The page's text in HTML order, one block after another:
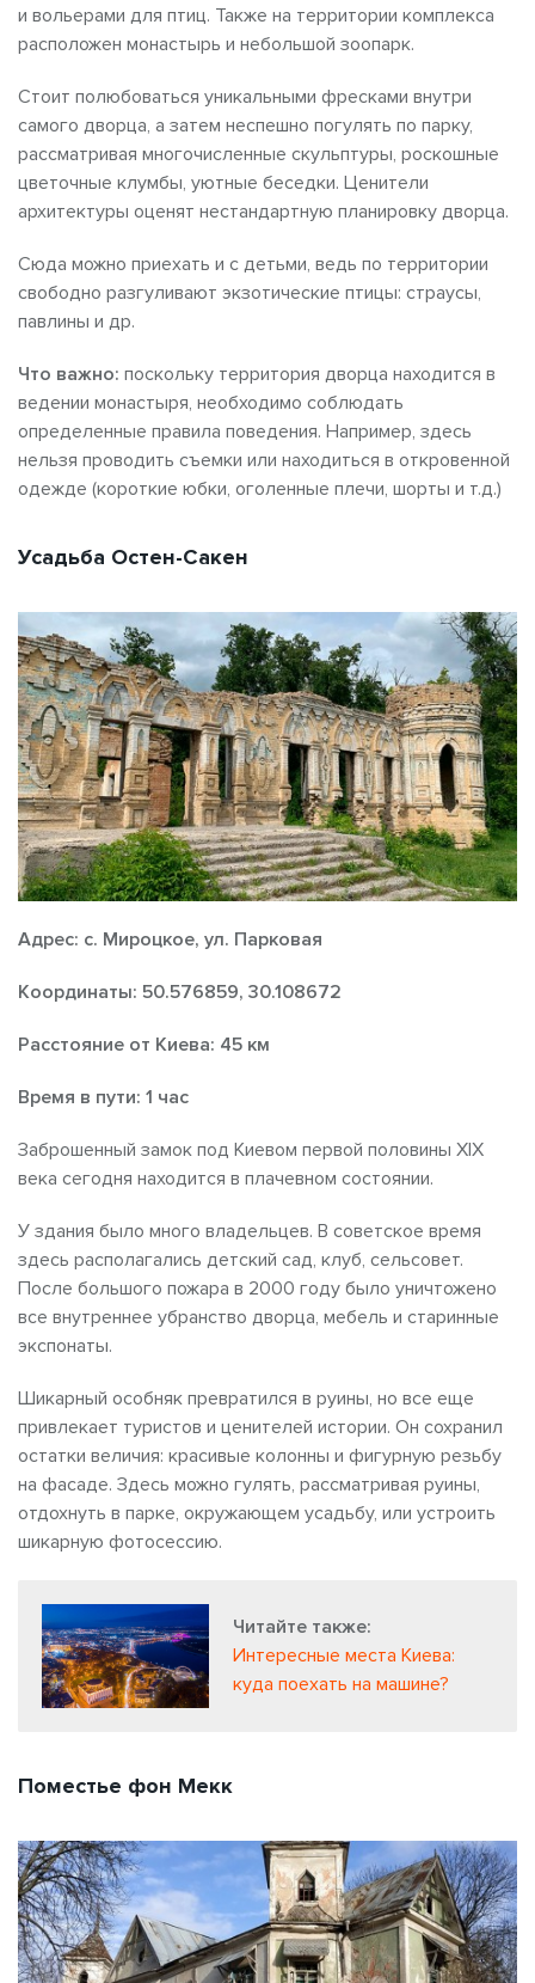
и вольерами для птиц. Также на территории комплекса
расположен монастырь и небольшой зоопарк.
Стоит полюбоваться уникальными фресками внутри
самого дворца, а затем неспешно погулять по парку,
рассматривая многочисленные скульптуры, роскошные
цветочные клумбы, уютные беседки. Ценители
архитектуры оценят нестандартную планировку дворца.
Сюда можно приехать и с детьми, ведь по территории
свободно разгуливают экзотические птицы: страусы,
павлины и др.
Что важно: поскольку территория дворца находится в
ведении монастыря, необходимо соблюдать
определенные правила поведения. Например, здесь
нельзя проводить съемки или находиться в откровенной
одежде (короткие юбки, оголенные плечи, шорты и т.д.)
Усадьба Остен-Сакен
Адрес: с. Мироцкое, ул. Парковая
Координаты: 50.576859, 30.108672
Расстояние от Киева: 45 км
Время в пути: 1 час
Заброшенный замок под Киевом первой половины ХІХ
века сегодня находится в плачевном состоянии.
У здания было много владельцев. В советское время
здесь располагались детский сад, клуб, сельсовет.
После большого пожара в 2000 году было уничтожено
все внутреннее убранство дворца, мебель и старинные
экспонаты.
Шикарный особняк превратился в руины, но все еще
привлекает туристов и ценителей истории. Он сохранил
остатки величия: красивые колонны и фигурную резьбу
на фасаде. Здесь можно гулять, рассматривая руины,
отдохнуть в парке, окружающем усадьбу, или устроить
шикарную фотосессию.
Читайте также:
Интересные места Киева:
куда поехать на машине?
Поместье фон Мекк